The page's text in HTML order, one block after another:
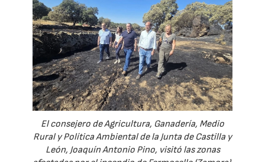
El consejero de Agricultura, Ganadería, Medio
Rural y Política Ambiental de la Junta de Castilla y
León, Joaquín Antonio Pino, visitó las zonas